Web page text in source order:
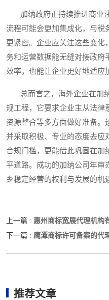
加纳政府正持续推进商业
流程可能会更加集成化，与税
更紧密。企业应关注这些变
务和运营数据能无缝对接政府
效率，也能让企业更好地适应
总而言之，海外企业在加
规工程，它要求企业主从法律
资源整合等多方面做好准备。
并采取积极、专业的态度去应
合规门槛，更能借此巩固在加
平道路。成功的加纳公司年审
乡稳定经营的权利与发展的机
上一篇 : 惠州商标宽展代理机构
下一篇 : 鹰潭商标许可备案的代
推荐文章